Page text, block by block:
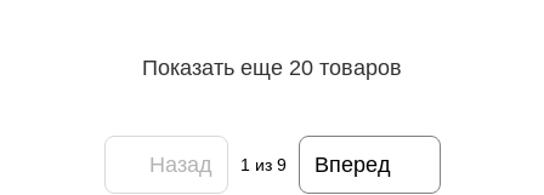
Показать еще 20 товаров
Назад 1 из 9 Вперед